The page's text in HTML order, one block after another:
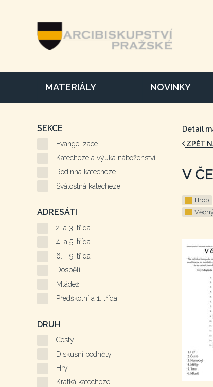
MATERIÁLY NOVINKY
Detail
ZPĚT
V
Hrob
SEKCE
Evangelizace
Katecheze a výuka náboženství
Rodinná katecheze
Svátostná katecheze
ADRESÁTI
2. a 3. třída
4. a 5. třída
6. - 9. třída
Dospělí
Mládež
Předškolní a 1. třída
DRUH
Cesty
Diskusní podněty
Hry
Krátká katecheze